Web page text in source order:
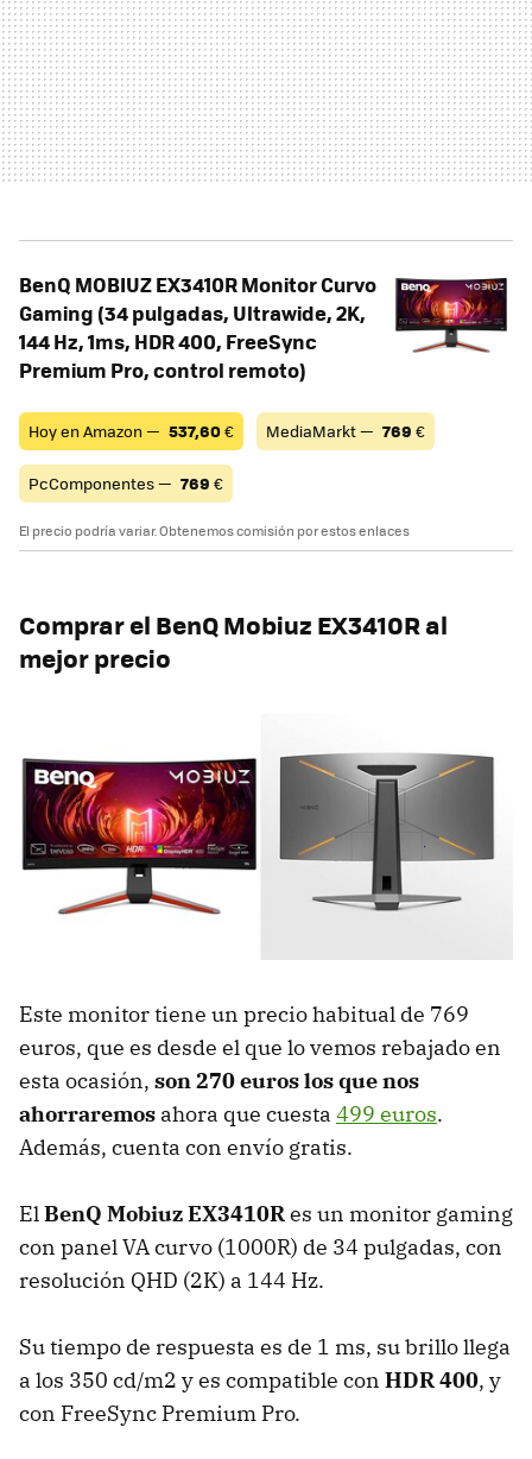
BenQ MOBIUZ EX3410R Monitor Curvo
Gaming (34 pulgadas, Ultrawide, 2K,
144 Hz, 1ms, HDR 400, FreeSync
Premium Pro, control remoto)
Hoy en Amazon — 537,60€ MediaMarkt — 769 €
PcComponentes — 769 €
El precio podría variar. Obtenemos comisión por estos enlaces
Comprar el BenQ Mobiuz EX3410R al
mejor precio
Este monitor tiene un precio habitual de 769
euros, que es desde el que lo vemos rebajado en
esta ocasión, son 270 euros los que nos
ahorraremos ahora que cuesta 499 euros.
Además, cuenta con envío gratis.
ElBenQ Mobiuz EX3410Res un monitor gaming
con panel VA curvo (1000R) de 34 pulgadas, con
resolución QHD (2K) a 144 Hz.
Su tiempo de respuesta es de 1 ms, su brillo llega
a los 350 cd/m2 y es compatible con HDR 400, y
con FreeSync Premium Pro.